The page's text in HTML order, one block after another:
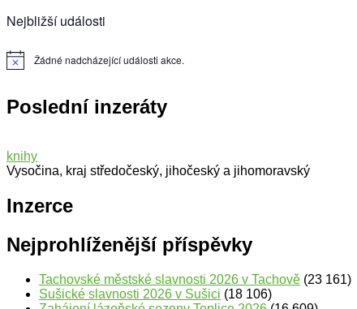
Nejbližší události
Notice Žádné nadcházející události akce.
Poslední inzeráty
knihy
Vysočina, kraj středočeský, jihočeský a jihomoravský
Inzerce
Nejprohlíženější příspěvky
Tachovské městské slavnosti 2026 v Tachově (23 161)
Sušické slavnosti 2026 v Sušici (18 106)